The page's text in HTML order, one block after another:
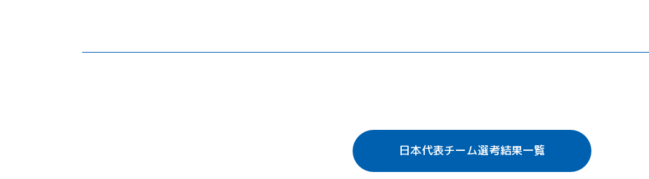
日本代表チーム選考結果一覧